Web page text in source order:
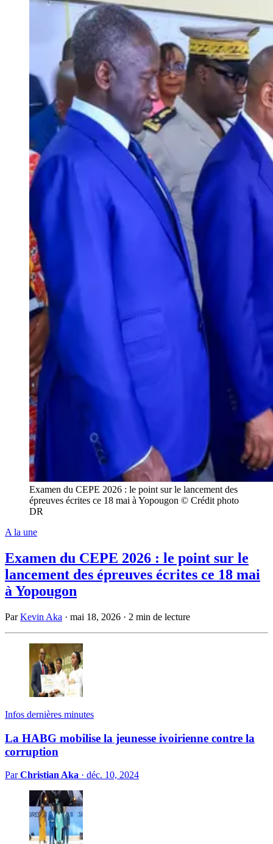
Examen du CEPE 2026 : le point sur le lancement des
épreuves écrites ce 18 mai à Yopougon © Crédit photo
DR
A la une
Examen du CEPE 2026 : le point sur le
lancement des épreuves écrites ce 18 mai
à Yopougon
ParKevin Aka · mai 18, 2026 · 2 min de lecture
Infos dernières minutes
La HABG mobilise la jeunesse ivoirienne contre la
corruption
ParChristian Aka · déc. 10, 2024